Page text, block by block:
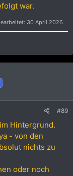
war.
30 April 2026
#89
Hintergrund.
- von den
nichts zu
oder noch